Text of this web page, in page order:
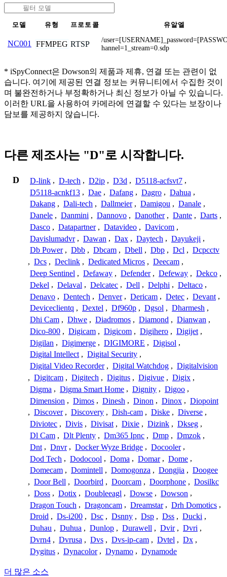
모델 유형 프로토콜 유알엘
NC001 FFMPEG RTSP
/
hannel=1_stream=0.sdp
* iSpyConnect은 Dowson의 제품과 제휴, 연결 또는 관련이 없
습니다. 여기에 제공된 연결 정보는 커뮤니티에서 수집한 것이
며 불완전하거나 부정확하거나 최신 정보가 아닐 수 있습니다.
이러한 URL을 사용하여 카메라에 연결할 수 있다는 보장이나
담보를 제공하지 않습니다.
다른 제조사는 "D"로 시작합니다.
D D-link , D-tech , D2ip , D3d , D5118-acfsvt7 ,
D5118-acnkf13 , Dae , Dafang , Dagro , Dahua ,
Dakang , Dali-tech , Dallmeier , Damigou , Danale ,
Danele , Danmini , Dannovo , Danother , Dante , Darts ,
Dasco , Datapartner , Datavideo , Davicom ,
Davislumadvr , Dawan , Dax , Daytech , Dayukeji ,
Db Power , Dbb , Dbcam , Dbell , Dbp , Dcl , Dcpcctv
, Dcs , Declink , Dedicated Micros , Deecam ,
Deep Sentinel , Defaway , Defender , Defeway , Dekco ,
Dekel , Delaval , Delcatec , Dell , Delphi , Deltaco ,
Denavo , Dentech , Denver , Dericam , Detec , Devant ,
Deviceclientq , Dextel , Df960p , Dgsol , Dharmesh ,
Dhi Cam , Dhwe , Diadromos , Diamond , Dianwan ,
Dico-800 , Digicam , Digicom , Digihero , Digijet ,
Digilan , Digimerge , DIGIMORE , Digisol ,
Digital Intellect , Digital Security ,
Digital Video Recorder , Digital Watchdog , Digitalvision
, Digitcam , Digitech , Digitus , Digivue , Digix ,
Digma , Digma Smart Home , Dignity , Digoo ,
Dimension , Dimos , Dinesh , Dinon , Dinox , Diopoint
, Discover , Discovery , Dish-cam , Diske , Diverse ,
Diviotec , Divis , Divisat , Dixie , Dizink , Dkseg ,
Dl Cam , Dlt Plenty , Dm365 Ipnc , Dmp , Dmzok ,
Dnt , Dnvr , Docker Wyze Bridge , Docooler ,
Dod Tech , Dodocool , Doma , Domar , Dome ,
Domecam , Domintell , Domogonza , Dongjia , Doogee
, Door Bell , Doorbird , Doorcam , Doorphone , Dosilkc
, Doss , Dotix , Doubleeagl , Dowse , Dowson ,
Dragon Touch , Dragoncam , Dreamstar , Drh Domotics ,
Droid , Ds-i200 , Dsc , Dsnny , Dsp , Dss , Ducki ,
Duhau , Duhua , Dunlop , Durawell , Dvir , Dvri ,
Dvrn4 , Dvrusa , Dvs , Dvs-ip-cam , Dvtel , Dx ,
Dygitus , Dynacolor , Dynamo , Dynamode
더 많은 소스